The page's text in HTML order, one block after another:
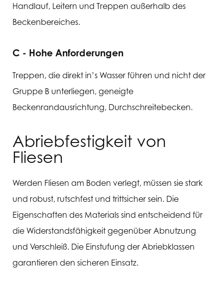
Handlauf, Leitern und Treppen außerhalb des
Beckenbereiches.
C - Hohe Anforderungen
Treppen, die direkt in’s Wasser führen und nicht der
Gruppe B unterliegen, geneigte
Beckenrandausrichtung, Durchschreitebecken.
Abriebfestigkeit von
Fliesen
Werden Fliesen am Boden verlegt, müssen sie stark
und robust, rutschfest und trittsicher sein. Die
Eigenschaften des Materials sind entscheidend für
die Widerstandsfähigkeit gegenüber Abnutzung
und Verschleiß. Die Einstufung der Abriebklassen
garantieren den sicheren Einsatz.